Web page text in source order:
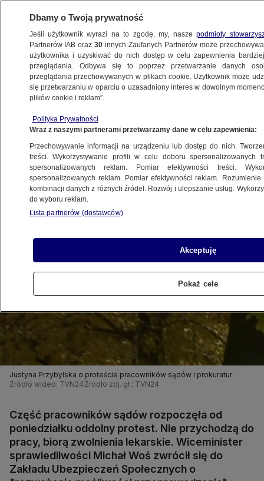
POLSKA
MS chce kontroli ZUS w sądach z powodu
zwolnień zdrowotnych
12.10.2021, 16:56
Udostępnij
Justyna Przybylska o proteście pracowników sądów i prokuratur
Źródło wideo: TVN24 Źródło zdj. gł.: TVN24
Część pracowników sądów rozpoczęła od
poniedziałku oddolny protest. Nie przychodzą do
pracy, biorą zwolnienia lekarskie. Wiceminister
sprawiedliwości Michał Woś zwrócił się do
Zakładu Ubezpieczeń Społecznych o
Dbamy o Twoją prywatność
Jeśli użytkownik wyrazi na to zgodę, my, naszepodmioty
Partnerów IAB oraz30 innych Zaufanych Partnerów może
użytkownika i uzyskiwać do nich dostęp w celu zapewnienia
przeglądania. Odbywa się to poprzez przetwarzanie danych
przeglądania przechowywanych w plikach cookie. Użytkownik może
się przetwarzaniu w oparciu o uzasadniony interes w dowolnym
plików cookie i reklam”.
Polityka Prywatności
Wraz z naszymi partnerami przetwarzamy dane w celu zapewnienia:
Przechowywanie informacji na urządzeniu lub dostęp do nich.
treści. Wykorzystywanie profili w celu doboru spersonalizowanych
spersonalizowanych reklam. Pomiar efektywności treści.
spersonalizowanych reklam. Pomiar efektywności reklam.
kombinacji danych z różnych źródeł. Rozwój i ulepszanie usług.
do wyboru reklam.
Lista partnerów (dostawców)
Akceptuję
Pokaż cele